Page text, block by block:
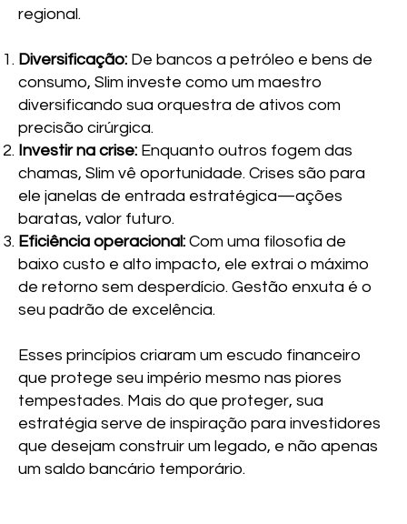
regional.
Diversificação: De bancos a petróleo e bens de
consumo, Slim investe como um maestro
diversificando sua orquestra de ativos com
precisão cirúrgica.
Investir na crise: Enquanto outros fogem das
chamas, Slim vê oportunidade. Crises são para
ele janelas de entrada estratégica—ações
baratas, valor futuro.
Eficiência operacional: Com uma filosofia de
baixo custo e alto impacto, ele extrai o máximo
de retorno sem desperdício. Gestão enxuta é o
seu padrão de excelência.
Esses princípios criaram um escudo financeiro
que protege seu império mesmo nas piores
tempestades. Mais do que proteger, sua
estratégia serve de inspiração para investidores
que desejam construir um legado, e não apenas
um saldo bancário temporário.